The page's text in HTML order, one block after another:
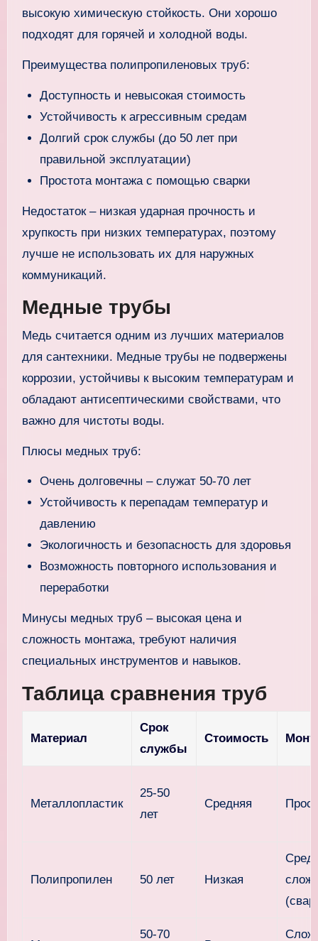
высокую химическую стойкость. Они хорошо
подходят для горячей и холодной воды.
Преимущества полипропиленовых труб:
Доступность и невысокая стоимость
Устойчивость к агрессивным средам
Долгий срок службы (до 50 лет при
правильной эксплуатации)
Простота монтажа с помощью сварки
Недостаток – низкая ударная прочность и
хрупкость при низких температурах, поэтому
лучше не использовать их для наружных
коммуникаций.
Медные трубы
Медь считается одним из лучших материалов
для сантехники. Медные трубы не подвержены
коррозии, устойчивы к высоким температурам и
обладают антисептическими свойствами, что
важно для чистоты воды.
Плюсы медных труб:
Очень долговечны – служат 50-70 лет
Устойчивость к перепадам температур и
давлению
Экологичность и безопасность для здоровья
Возможность повторного использования и
переработки
Минусы медных труб – высокая цена и
сложность монтажа, требуют наличия
специальных инструментов и навыков.
Таблица сравнения труб
Материал
Срок
службы
Стоимость
Металлопластик
25-50
лет
Средняя
Полипропилен 50 лет Низкая
50-70